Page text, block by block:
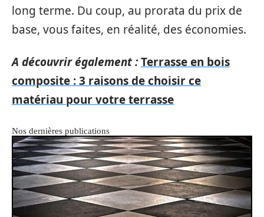
long terme. Du coup, au prorata du prix de
base, vous faites, en réalité, des économies.
A découvrir également :Terrasse en bois
composite : 3 raisons de choisir ce
matériau pour votre terrasse
Nos dernières publications